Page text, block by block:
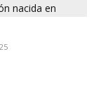
nacida en